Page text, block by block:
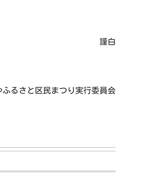
謹白
ふるさと区民まつり実行委員会